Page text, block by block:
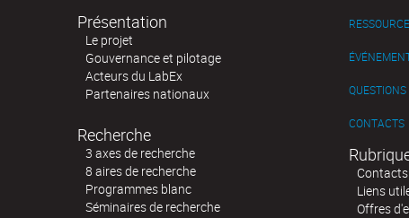
Présentation
Le projet
Gouvernance et pilotage
Acteurs du LabEx
Partenaires nationaux
Recherche
3 axes de recherche
8 aires de recherche
Programmes blanc
Séminaires de recherche
CONTACTS
Contacts
Liens
Offres